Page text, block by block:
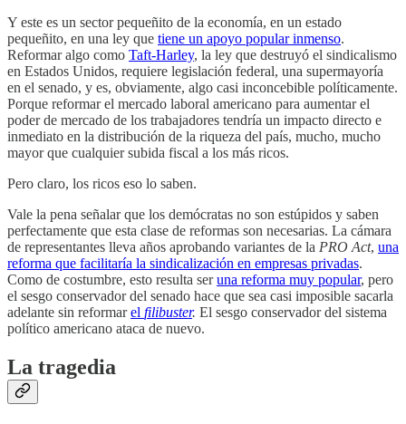
Y este es un sector pequeñito de la economía, en un estado
pequeñito, en una ley que tiene un apoyo popular inmenso.
Reformar algo como Taft-Harley, la ley que destruyó el sindicalismo
en Estados Unidos, requiere legislación federal, una supermayoría
en el senado, y es, obviamente, algo casi inconcebible políticamente.
Porque reformar el mercado laboral americano para aumentar el
poder de mercado de los trabajadores tendría un impacto directo e
inmediato en la distribución de la riqueza del país, mucho, mucho
mayor que cualquier subida fiscal a los más ricos.
Pero claro, los ricos eso lo saben.
Vale la pena señalar que los demócratas no son estúpidos y saben
perfectamente que esta clase de reformas son necesarias. La cámara
de representantes lleva años aprobando variantes de la PRO Act, una
reforma que facilitaría la sindicalización en empresas privadas.
Como de costumbre, esto resulta seruna reforma muy popular, pero
el sesgo conservador del senado hace que sea casi imposible sacarla
adelante sin reformarel filibuster. El sesgo conservador del sistema
político americano ataca de nuevo.
La tragedia